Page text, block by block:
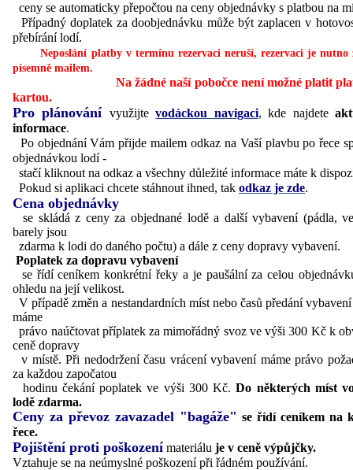
ceny se automaticky přepočtou na ceny objednávky s platbou na
Případný doplatek za doobjednávku může být zaplacen v
přebírání lodí.
Neposlání platby v termínu rezervaci neruší, rezervaci je nutno
písemně mailem.
Na žádné naší pobočce není možné platit
kartou.
Pro plánování využijtevodáckou navigaci, kde najdete
informace.
Po objednání Vám přijde mailem odkaz na Vaší plavbu po řece
objednávkou lodí -
stačí kliknout na odkaz a všechny důležité informace máte k
Pokud si aplikaci chcete stáhnout ihned, tak odkaz je zde.
Cena objednávky
se skládá z ceny za objednané lodě a další vybavení (pádla,
barely jsou
zdarma k lodi do daného počtu) a dále z ceny dopravy vybavení.
Poplatek za dopravu vybavení
se řídí ceníkem konkrétní řeky a je paušální za celou
ohledu na její velikost.
V případě změn a nestandardních míst nebo časů předání
máme
právo naúčtovat příplatek za mimořádný svoz ve výši 300 Kč k
ceně dopravy
v místě. Při nedodržení času vrácení vybavení máme právo
za každou započatou
hodinu čekání poplatek ve výši 300 Kč. Do některých míst
lodě zdarma.
Ceny za převoz zavazadel "bagáže" se řídí ceníkem na
řece.
Pojištění proti poškození materiálu je v ceně výpůjčky.
Vztahuje se na neúmyslné poškození při řádném používání.